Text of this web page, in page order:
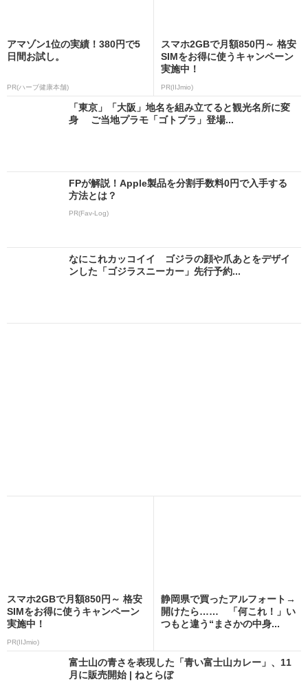
アマゾン1位の実績！380円で5
日間お試し。
PR(ハーブ健康本舗)
スマホ2GBで月額850円～ 格安
SIMをお得に使うキャンペーン
実施中！
PR(IIJmio)
「東京」「大阪」地名を組み立てると観光名所に変
身 ご当地プラモ「ゴトプラ」登場...
FPが解説！Apple製品を分割手数料0円で入手する
方法とは？
PR(Fav-Log)
なにこれカッコイイ ゴジラの顔や爪あとをデザイ
ンした「ゴジラスニーカー」先行予約...
スマホ2GBで月額850円～ 格安
SIMをお得に使うキャンペーン
実施中！
PR(IIJmio)
静岡県で買ったアルフォート→
開けたら…… 「何これ！」い
つもと違う“まさかの中身...
富士山の青さを表現した「青い富士山カレー」、11
月に販売開始 | ねとらぼ